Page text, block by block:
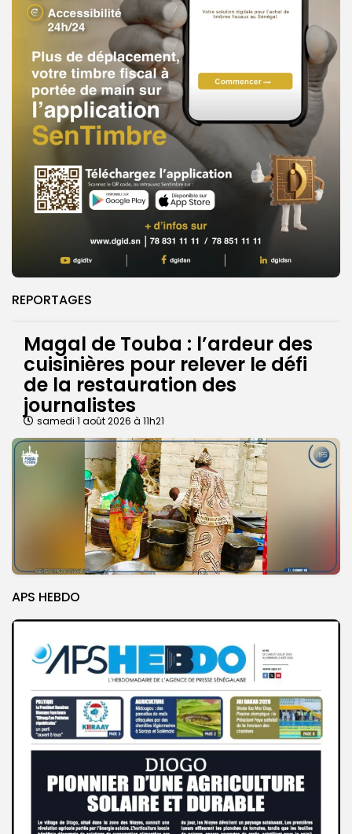
REPORTAGES
Magal de Touba : l’ardeur des
cuisinières pour relever le défi
de la restauration des
journalistes
samedi 1 août 2026 à 11h21
APS HEBDO